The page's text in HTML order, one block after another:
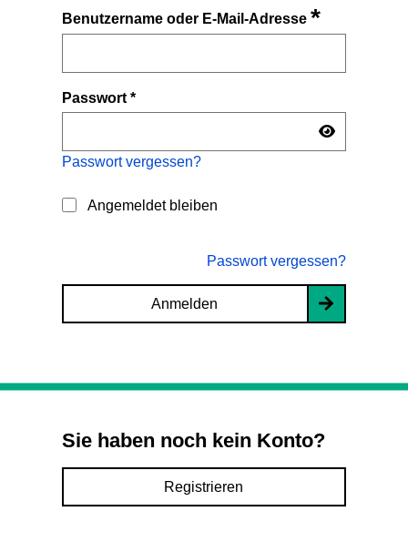
Benutzername oder E-Mail-Adresse*
Passwort*
Passwort vergessen?
Angemeldet bleiben
Passwort vergessen?
Anmelden
Sie haben noch kein Konto?
Registrieren